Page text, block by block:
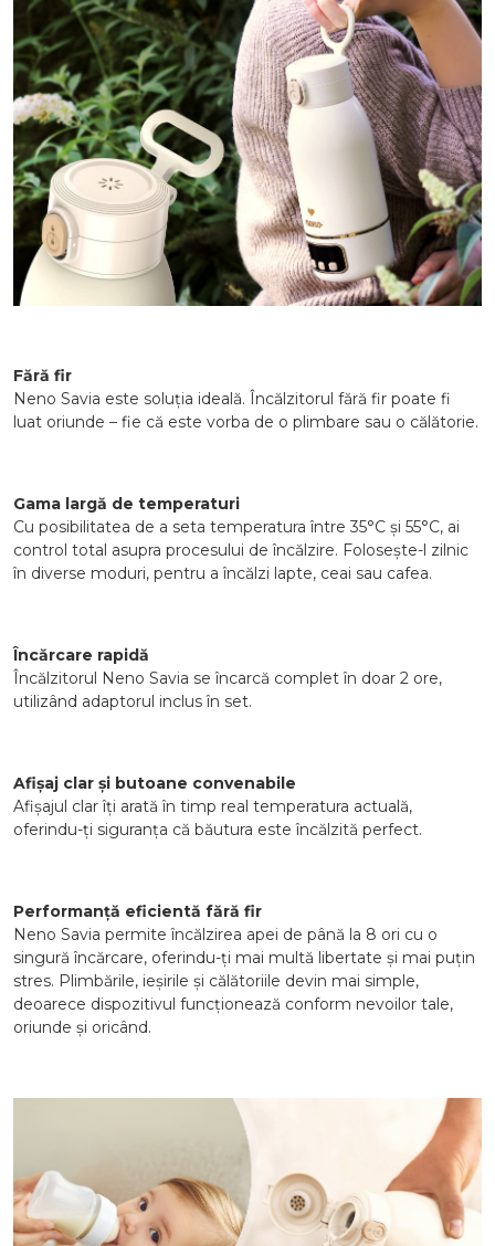
Fără fir
Neno Savia este soluția ideală. Încălzitorul fără fir poate fi
luat oriunde – fie că este vorba de o plimbare sau o călătorie.
Gama largă de temperaturi
Cu posibilitatea de a seta temperatura între 35°C și 55°C, ai
control total asupra procesului de încălzire. Folosește-l zilnic
în diverse moduri, pentru a încălzi lapte, ceai sau cafea.
Încărcare rapidă
Încălzitorul Neno Savia se încarcă complet în doar 2 ore,
utilizând adaptorul inclus în set.
Afișaj clar și butoane convenabile
Afișajul clar îți arată în timp real temperatura actuală,
oferindu-ți siguranța că băutura este încălzită perfect.
Performanță eficientă fără fir
Neno Savia permite încălzirea apei de până la 8 ori cu o
singură încărcare, oferindu-ți mai multă libertate și mai puțin
stres. Plimbările, ieșirile și călătoriile devin mai simple,
deoarece dispozitivul funcționează conform nevoilor tale,
oriunde și oricând.